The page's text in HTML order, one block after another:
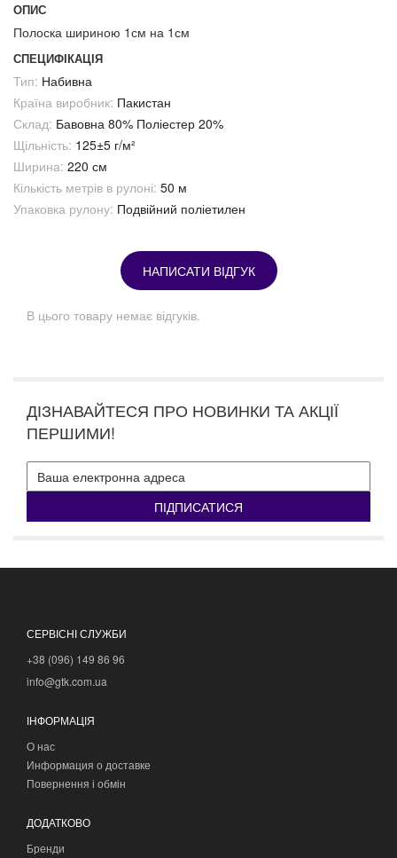
ОПИС
Полоска шириною 1см на 1см
СПЕЦИФІКАЦІЯ
Тип: Набивна
Країна виробник: Пакистан
Склад: Бавовна 80% Поліестер 20%
Щільність: 125±5 г/м²
Ширина: 220 см
Кількість метрів в рулоні: 50 м
Упаковка рулону: Подвійний поліетилен
НАПИСАТИ ВІДГУК
В цього товару немає відгуків.
ДІЗНАВАЙТЕСЯ ПРО НОВИНКИ ТА АКЦІЇ
ПЕРШИМИ!
ПІДПИСАТИСЯ
СЕРВІСНІ СЛУЖБИ
+38 (096) 149 86 96
info@gtk.com.ua
ІНФОРМАЦІЯ
О нас
Информация о доставке
Повернення і обмін
ДОДАТКОВО
Бренди